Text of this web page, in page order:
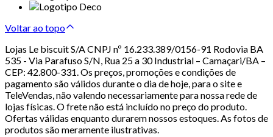
Voltar ao topo
Lojas Le biscuit S/A CNPJ nº 16.233.389/0156-91 Rodovia BA
535 - Via Parafuso S/N, Rua 25 a 30 Industrial – Camaçari/BA –
CEP: 42.800-331. Os preços, promoções e condições de
pagamento são válidos durante o dia de hoje, para o site e
TeleVendas, não valendo necessariamente para nossa rede de
lojas físicas. O frete não está incluído no preço do produto.
Ofertas válidas enquanto durarem nossos estoques. As fotos de
produtos são meramente ilustrativas.